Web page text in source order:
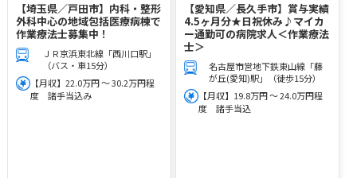
【埼玉県／戸田市】内科・整形
外科中心の地域包括医療病棟で
作業療法士募集中！
ＪＲ京浜東北線「西川口駅」
（バス・車15分）
【月収】22.0万円 ～ 30.2万円程
度 諸手当込み
【愛知県／長久手市】賞与実績
4.5ヶ月分★日祝休み♪マイカ
ー通勤可の病院求人＜作業療法
士＞
名古屋市営地下鉄東山線「藤
が丘(愛知)駅」（徒歩15分）
【月収】19.8万円 ～ 24.0万円程
度 諸手当込